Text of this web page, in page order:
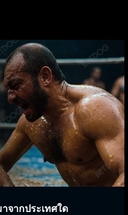
จากประเทศใด